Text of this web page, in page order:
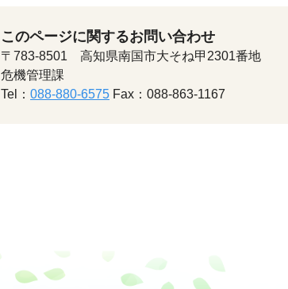
このページに関するお問い合わせ
〒783-8501 高知県南国市大そね甲2301番地
危機管理課
Tel： 088-880-6575 Fax：088-863-1167